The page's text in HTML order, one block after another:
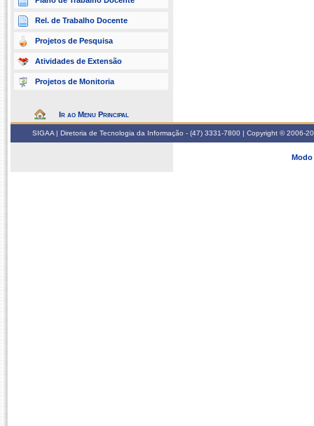
Rel. de Trabalho Docente
Projetos de Pesquisa
Atividades de Extensão
Projetos de Monitoria
Ir ao Menu Principal
SIGAA | Diretoria de Tecnologia da Informação - (47) 3331-7800 | Copyright © 2006-
Modo